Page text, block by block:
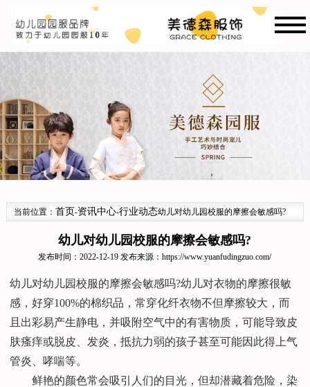
当前位置： 首页-资讯中心-行业动态幼儿对幼儿园校服的摩擦会敏感吗?
幼儿对幼儿园校服的摩擦会敏感吗?
发布时间：2022-12-19 发布来源：https://www.yuanfudingzuo.com/
幼儿对幼儿园校服的摩擦会敏感吗?幼儿对衣物的摩擦很敏
感，好穿100%的棉织品，常穿化纤衣物不但摩擦较大，而
且出彩易产生静电，并吸附空气中的有害物质，可能导致皮
肤瘙痒或脱皮、发炎，抵抗力弱的孩子甚至可能因此得上气
管炎、哮喘等。
鲜艳的颜色常会吸引人们的目光，但却潜藏着危险，染